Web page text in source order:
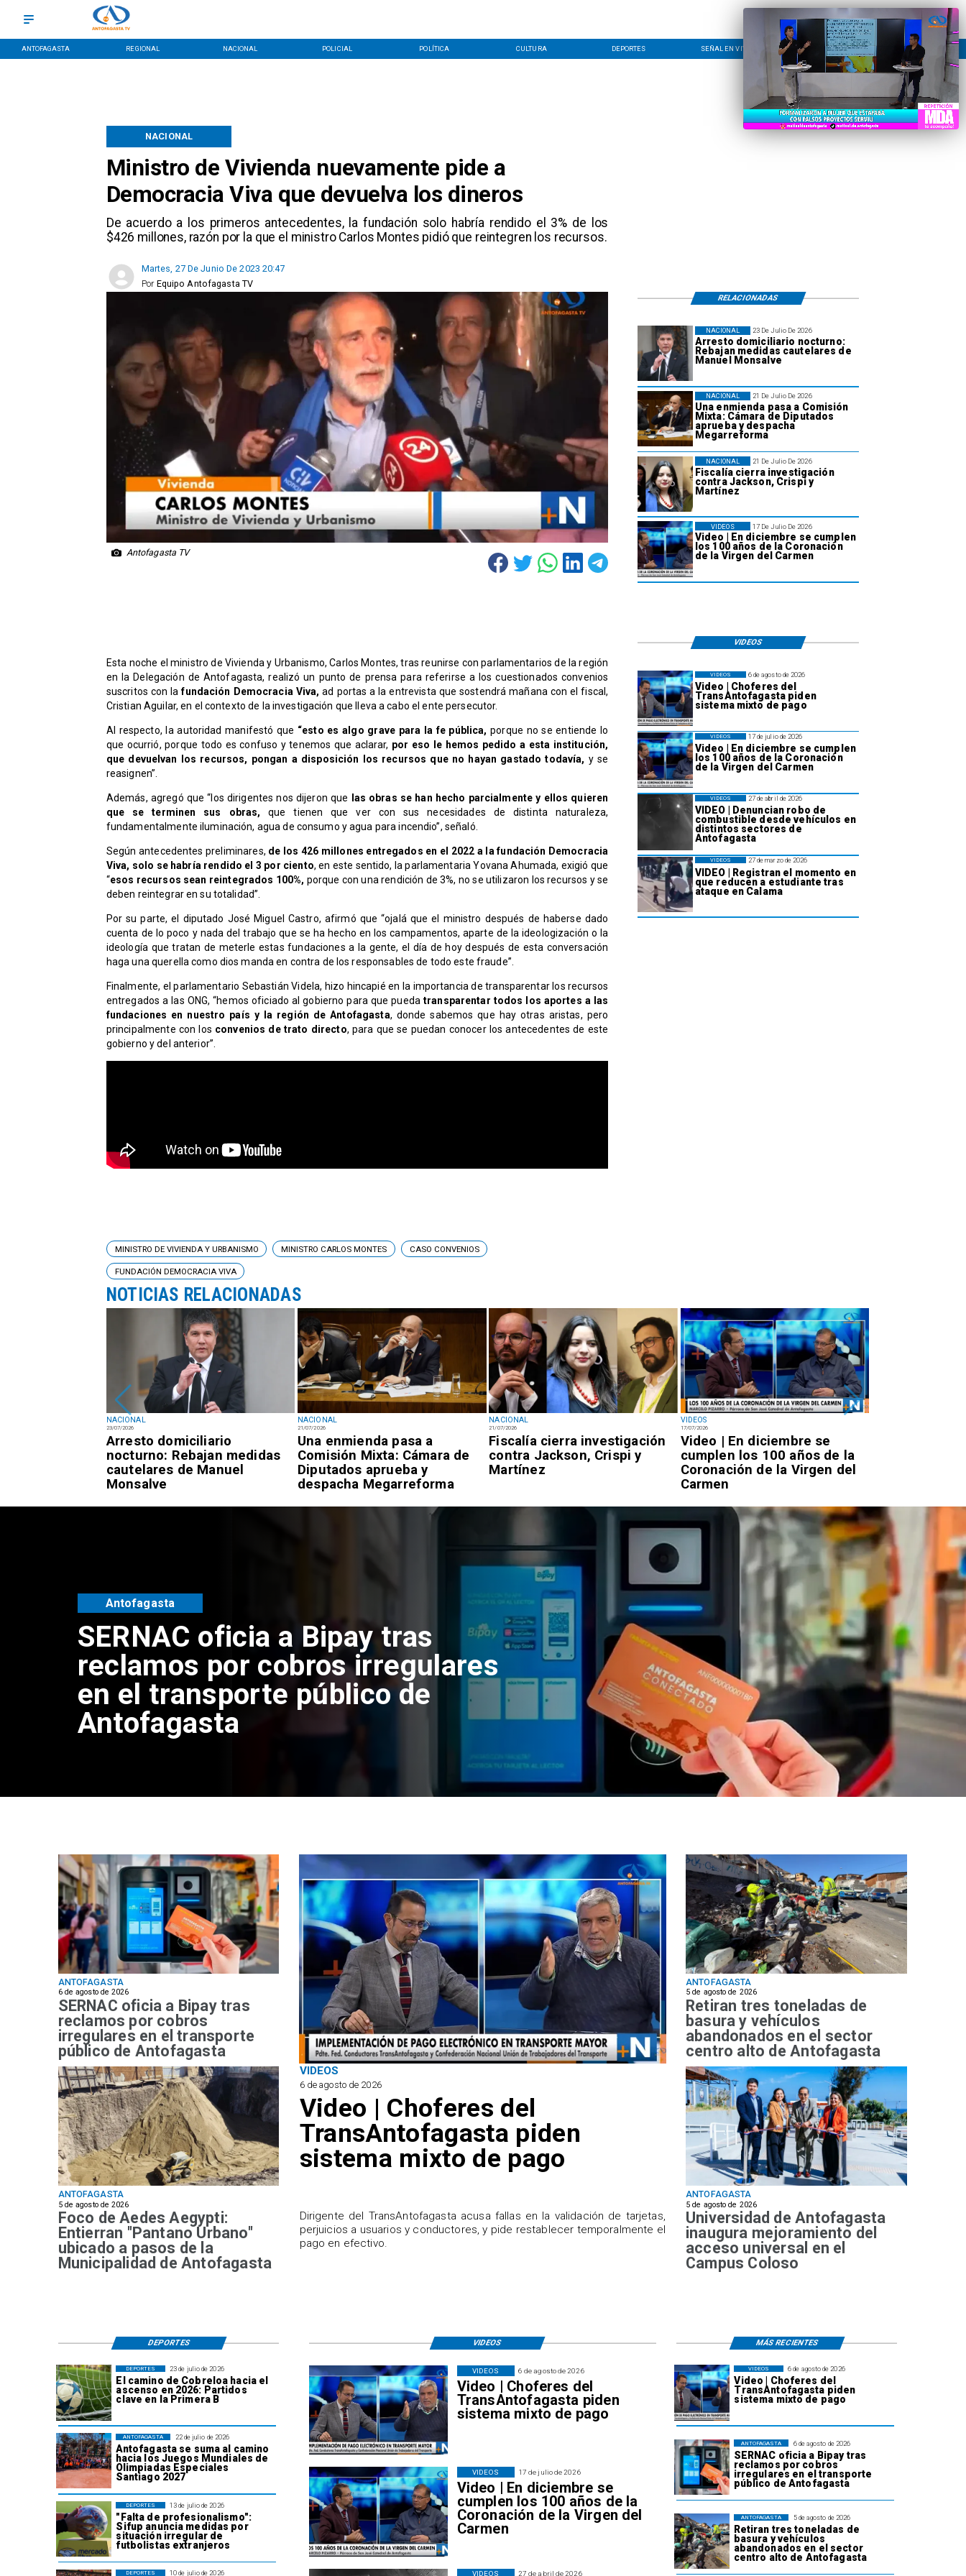
ANTOFAGASTA REGIONAL NACIONAL POLICIAL POLÍTICA CULTURA DEPORTES SEÑAL EN VIVO CONTACTO LÍNEA EDITORIAL
Ministro de Vivienda nuevamente pide a
Democracia Viva que devuelva los dineros
De acuerdo a los primeros antecedentes, la fundación solo habría rendido el 3% de los
$426 millones, razón por la que el ministro Carlos Montes pidió que reintegren los recursos.
NACIONAL
Martes, 27 De Junio De 2023 20:47
Equipo Antofagasta TV
Por
Antofagasta TV
23 De Julio De 2026
Arresto domiciliario nocturno:
Rebajan medidas cautelares de
Manuel Monsalve
NACIONAL
21 De Julio De 2026
Una enmienda pasa a Comisión
Mixta: Cámara de Diputados
aprueba y despacha
Megarreforma
NACIONAL
21 De Julio De 2026
Fiscalía cierra investigación
contra Jackson, Crispi y
Martínez
NACIONAL
17 De Julio De 2026
Video | En diciembre se cumplen
los 100 años de la Coronación
de la Virgen del Carmen
VIDEOS
RELACIONADAS
Esta noche el ministro de Vivienda y Urbanismo, Carlos Montes, tras reunirse con parlamentarios de la región
en la Delegación de Antofagasta, realizó un punto de prensa para referirse a los cuestionados convenios
suscritos con lafundación Democracia Viva, ad portas a la entrevista que sostendrá mañana con el fiscal,
Cristian Aguilar, en el contexto de la investigación que lleva a cabo el ente persecutor.
Al respecto, la autoridad manifestó que “esto es algo grave para la fe pública,porque no se entiende lo
que ocurrió, porque todo es confuso y tenemos que aclarar, por eso le hemos pedido a esta institución,
que devuelvan los recursos, pongan a disposición los recursos que no hayan gastado todavía, y se
reasignen”.
Además, agregó que “los dirigentes nos dijeron que
las obras se han hecho parcialmente y ellos quieren
que se terminen sus obras, que tienen que ver con sus necesidades de distinta naturaleza,
fundamentalmente iluminación, agua de consumo y agua para incendio”, señaló.
Según antecedentes preliminares, de los 426 millones entregados en el 2022 a la fundación Democracia
Viva, solo se habría rendido el 3 por ciento, en este sentido, la parlamentaria Yovana Ahumada, exigió que
“esos recursos sean reintegrados 100%, porque con una rendición de 3%, no se utilizaron los recursos y se
deben reintegrar en su totalidad”.
Por su parte, el diputado José Miguel Castro, afirmó que “ojalá que el ministro después de haberse dado
cuenta de lo poco y nada del trabajo que se ha hecho en los campamentos, aparte de la ideologización o la
ideología que tratan de meterle estas fundaciones a la gente, el día de hoy después de esta conversación
haga una querella como dios manda en contra de los responsables de todo este fraude”.
Finalmente, el parlamentario Sebastián Videla, hizo hincapié en la importancia de transparentar los recursos
entregados a las ONG, “hemos oficiado al gobierno para que pueda transparentar todos los aportes a las
fundaciones en nuestro país y la región de Antofagasta, donde sabemos que hay otras aristas, pero
principalmente con los convenios de trato directo, para que se puedan conocer los antecedentes de este
gobierno y del anterior”.
VIDEOS
6 de agosto de 2026
Video | Choferes del
TransAntofagasta piden
sistema mixto de pago
VIDEOS
17 de julio de 2026
Video | En diciembre se cumplen
los 100 años de la Coronación
de la Virgen del Carmen
VIDEOS
27 de abril de 2026
VIDEO | Denuncian robo de
combustible desde vehículos en
distintos sectores de
Antofagasta
VIDEOS
27 de marzo de 2026
VIDEO | Registran el momento en
que reducen a estudiante tras
ataque en Calama
VIDEOS
NACIONAL
23/07/2026
Arresto domiciliario
nocturno: Rebajan medidas
cautelares de Manuel
Monsalve
NACIONAL
21/07/2026
Una enmienda pasa a
Comisión Mixta: Cámara de
Diputados aprueba y
despacha Megarreforma
NACIONAL
21/07/2026
Fiscalía cierra investigación
contra Jackson, Crispi y
Martínez
VIDEOS
17/07/2026
Video | En diciembre se
cumplen los 100 años de la
Coronación de la Virgen del
Carmen
MINISTRO DE VIVIENDA Y URBANISMO MINISTRO CARLOS MONTES CASO CONVENIOS
FUNDACIÓN DEMOCRACIA VIVA
NOTICIAS RELACIONADAS
SERNAC oficia a Bipay tras
reclamos por cobros irregulares
en el transporte público de
Antofagasta
Antofagasta
ANTOFAGASTA
6 de agosto de 2026
SERNAC oficia a Bipay tras
reclamos por cobros
irregulares en el transporte
público de Antofagasta
VIDEOS
6 de agosto de 2026
Video | Choferes del
TransAntofagasta piden
sistema mixto de pago
​Dirigente del TransAntofagasta acusa fallas en la validación de tarjetas,
perjuicios a usuarios y conductores, y pide restablecer temporalmente el
pago en efectivo.
ANTOFAGASTA
5 de agosto de 2026
Foco de Aedes Aegypti:
Entierran "Pantano Urbano"
ubicado a pasos de la
Municipalidad de Antofagasta
ANTOFAGASTA
5 de agosto de 2026
Retiran tres toneladas de
basura y vehículos
abandonados en el sector
centro alto de Antofagasta
ANTOFAGASTA
5 de agosto de 2026
Universidad de Antofagasta
inaugura mejoramiento del
acceso universal en el
Campus Coloso
6 de agosto de 2026
Video | Choferes del
TransAntofagasta piden
sistema mixto de pago
VIDEOS
6 de agosto de 2026
SERNAC oficia a Bipay tras
reclamos por cobros
irregulares en el transporte
público de Antofagasta
ANTOFAGASTA
5 de agosto de 2026
Retiran tres toneladas de
basura y vehículos
abandonados en el sector
centro alto de Antofagasta
ANTOFAGASTA
23 de julio de 2026
El camino de Cobreloa hacia el
ascenso en 2026: Partidos
clave en la Primera B
DEPORTES
22 de julio de 2026
Antofagasta se suma al camino
hacia los Juegos Mundiales de
Olimpiadas Especiales
Santiago 2027
ANTOFAGASTA
13 de julio de 2026
"Falta de profesionalismo":
Sifup anuncia medidas por
situación irregular de
futbolistas extranjeros
DEPORTES
10 de julio de 2026
DEPORTES
6 de agosto de 2026
Video | Choferes del
TransAntofagasta piden
sistema mixto de pago
VIDEOS
17 de julio de 2026
Video | En diciembre se
cumplen los 100 años de la
Coronación de la Virgen del
Carmen
VIDEOS
27 de abril de 2026
VIDEOS
VIDEOS
DEPORTES MÁS RECIENTES